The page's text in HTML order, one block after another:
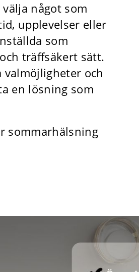
något som
upplevelser eller
som
träffsäkert sätt.
och
en lösning som
sommarhälsning